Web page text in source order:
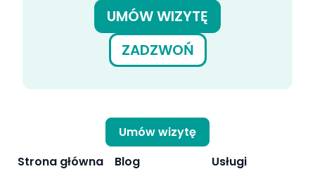
UMÓW WIZYTĘ
ZADZWOŃ
Umów wizytę
Strona główna
Blog Usługi